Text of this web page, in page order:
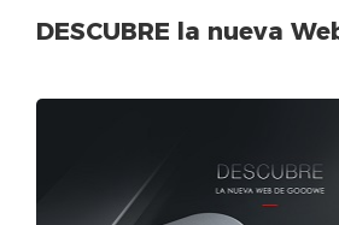
DESCUBRE la nueva